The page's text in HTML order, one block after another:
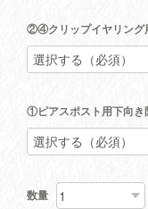
②④クリップイヤリング
①ピアスポスト用下向き
数量